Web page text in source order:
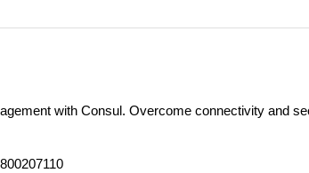
with Consul. Overcome connectivity and